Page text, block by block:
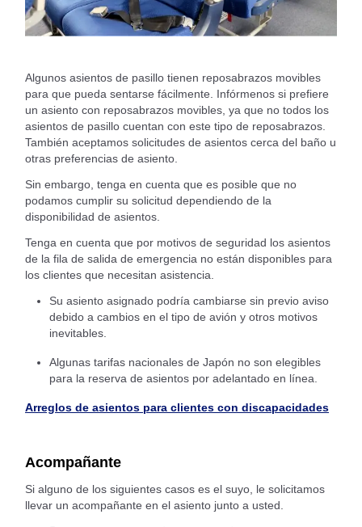
Algunos asientos de pasillo tienen reposabrazos movibles
para que pueda sentarse fácilmente. Infórmenos si prefiere
un asiento con reposabrazos movibles, ya que no todos los
asientos de pasillo cuentan con este tipo de reposabrazos.
También aceptamos solicitudes de asientos cerca del baño u
otras preferencias de asiento.
Sin embargo, tenga en cuenta que es posible que no
podamos cumplir su solicitud dependiendo de la
disponibilidad de asientos.
Tenga en cuenta que por motivos de seguridad los asientos
de la fila de salida de emergencia no están disponibles para
los clientes que necesitan asistencia.
Su asiento asignado podría cambiarse sin previo aviso
debido a cambios en el tipo de avión y otros motivos
inevitables.
Algunas tarifas nacionales de Japón no son elegibles
para la reserva de asientos por adelantado en línea.
Arreglos de asientos para clientes con discapacidades
Acompañante
Si alguno de los siguientes casos es el suyo, le solicitamos
llevar un acompañante en el asiento junto a usted.